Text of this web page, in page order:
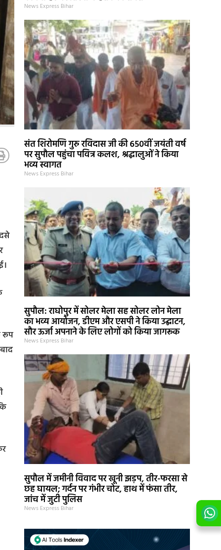
रूप
News Express Bihar
संत शिरोमणि गुरु रविदास जी की 650वीं जयंती वर्ष
पर सुपौल पहुंचा पवित्र कलश, श्रद्धालुओं ने किया
भव्य स्वागत
News Express Bihar
सुपौल: राघोपुर में सोलर मेला सह सोलर लोन मेला
का भव्य आयोजन, डीएम और एसपी ने किया उद्घाटन,
सौर ऊर्जा अपनाने के लिए लोगों को किया जागरूक
News Express Bihar
सुपौल में जमीनी विवाद पर खूनी झड़प, तीर-फरसा से
छह घायल; गर्दन पर गंभीर चोट, हाथ में फंसा तीर,
जांच में जुटी पुलिस
News Express Bihar